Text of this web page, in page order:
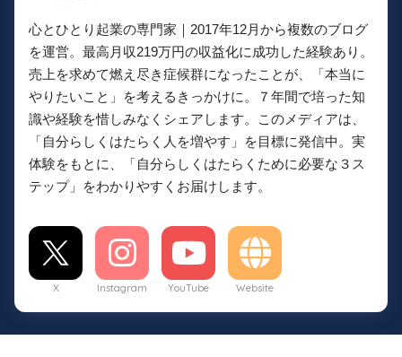
心とひとり起業の専門家｜2017年12月から複数のブログ
を運営。最高月収219万円の収益化に成功した経験あり。
売上を求めて燃え尽き症候群になったことが、「本当に
やりたいこと」を考えるきっかけに。７年間で培った知
識や経験を惜しみなくシェアします。このメディアは、
「自分らしくはたらく人を増やす」を目標に発信中。実
体験をもとに、「自分らしくはたらくために必要な３ス
テップ」をわかりやすくお届けします。
X Instagram YouTube Website